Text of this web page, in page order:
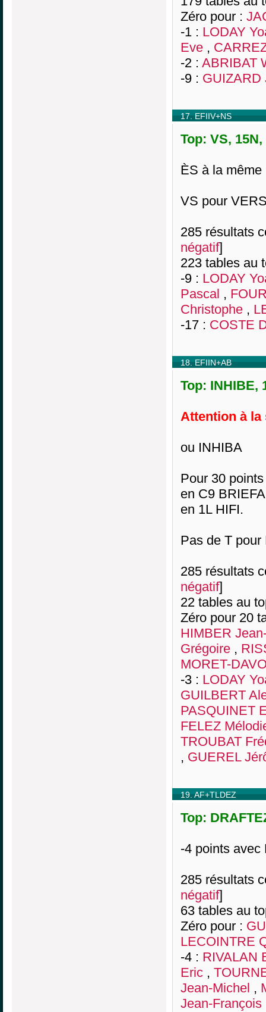
Zéro pour :
-1 : LODAY
Eve ,
-2 : ABRIBAT
-9 : GUIZARD
17. EFIIV+NS
Top: VS,
ÈS à la
VS pour
285 résultats
négatif]
223 tables au
-9 : LODAY
Pascal ,
Christophe ,
-17 : COSTE
18. EFIIN+AB
Top: INHIBE,
Attention à la
ou INHIBA
Pour 30
en C9
en 1L HIFI.
Pas de T pour
285 résultats
négatif]
22 tables au
Zéro pour 20
HIMBER
Grégoire ,
MORET-
-3 : LODAY
GUILBERT
PASQUINET
FELEZ
TROUBAT
, GUEREL
19. AF+TLDEZ
Top:
-4 points avec
285 résultats
négatif]
63 tables au
Zéro pour :
LECOINTRE
-4 : RIVALAN
Eric ,
Jean-Michel ,
Jean-François